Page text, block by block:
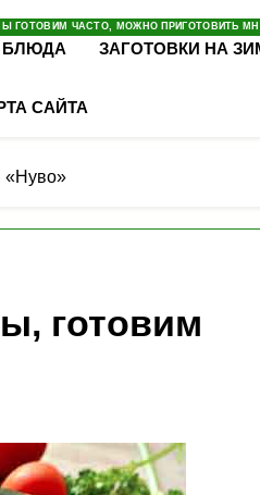
ГОТОВИМ ЧАСТО, МОЖНО ПРИГОТОВИТЬ
ЗАГОТОВКИ НА
САЙТА
«Нуво»
готовим